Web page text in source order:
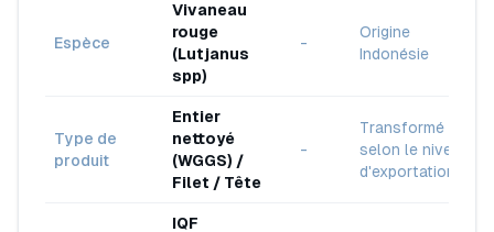
Espèce
Vivaneau
rouge
(Lutjanus
spp)
-
Origine
Indonésie
Type de
produit
Entier
nettoyé
(WGGS) /
Filet / Tête
-
Transformé
selon le niveau
d'exportation
IQF